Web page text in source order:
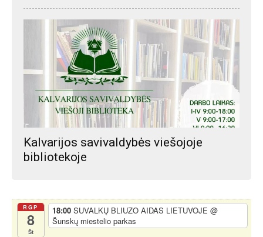
Kalvarijos savivaldybės viešojoje
bibliotekoje
RGP
8
Št
18:00 SUVALKŲ BLIUZO AIDAS LIETUVOJE @
Šunskų miestelio parkas